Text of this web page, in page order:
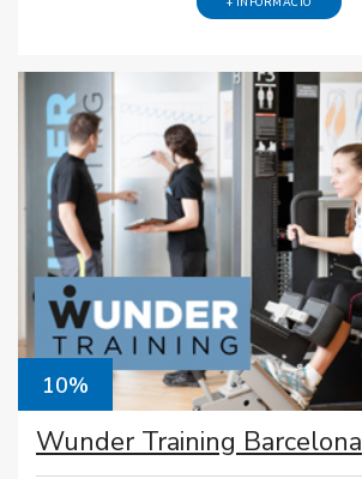
10%
Wunder Training Barcelona